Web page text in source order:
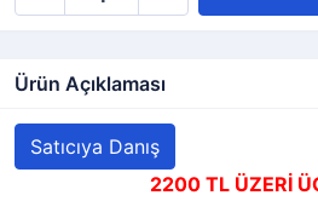
Ürün Açıklaması
Satıcıya Danış
2200 TL ÜZERİ